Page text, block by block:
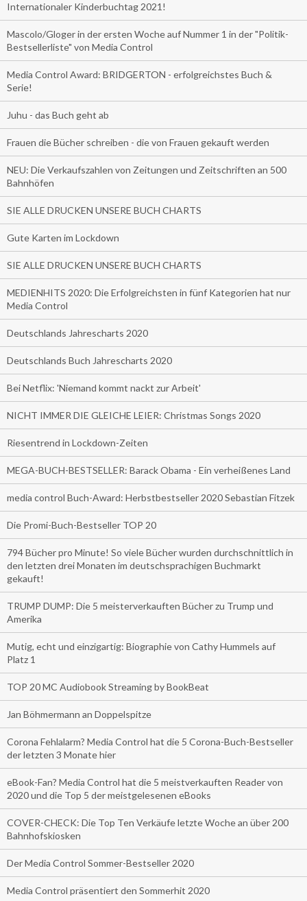
Internationaler Kinderbuchtag 2021!
Mascolo/Gloger in der ersten Woche auf Nummer 1 in der "Politik-
Bestsellerliste" von Media Control
Media Control Award: BRIDGERTON - erfolgreichstes Buch &
Serie!
Juhu - das Buch geht ab
Frauen die Bücher schreiben - die von Frauen gekauft werden
NEU: Die Verkaufszahlen von Zeitungen und Zeitschriften an 500
Bahnhöfen
SIE ALLE DRUCKEN UNSERE BUCH CHARTS
Gute Karten im Lockdown
SIE ALLE DRUCKEN UNSERE BUCH CHARTS
MEDIENHITS 2020: Die Erfolgreichsten in fünf Kategorien hat nur
Media Control
Deutschlands Jahrescharts 2020
Deutschlands Buch Jahrescharts 2020
Bei Netflix: 'Niemand kommt nackt zur Arbeit'
NICHT IMMER DIE GLEICHE LEIER: Christmas Songs 2020
Riesentrend in Lockdown-Zeiten
MEGA-BUCH-BESTSELLER: Barack Obama - Ein verheißenes Land
media control Buch-Award: Herbstbestseller 2020 Sebastian Fitzek
Die Promi-Buch-Bestseller TOP 20
794 Bücher pro Minute! So viele Bücher wurden durchschnittlich in
den letzten drei Monaten im deutschsprachigen Buchmarkt
gekauft!
TRUMP DUMP: Die 5 meisterverkauften Bücher zu Trump und
Amerika
Mutig, echt und einzigartig: Biographie von Cathy Hummels auf
Platz 1
TOP 20 MC Audiobook Streaming by BookBeat
Jan Böhmermann an Doppelspitze
Corona Fehlalarm? Media Control hat die 5 Corona-Buch-Bestseller
der letzten 3 Monate hier
eBook-Fan? Media Control hat die 5 meistverkauften Reader von
2020 und die Top 5 der meistgelesenen eBooks
COVER-CHECK: Die Top Ten Verkäufe letzte Woche an über 200
Bahnhofskiosken
Der Media Control Sommer-Bestseller 2020
Media Control präsentiert den Sommerhit 2020